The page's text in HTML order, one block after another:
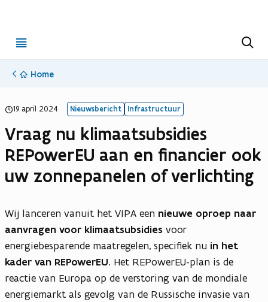
menu
Home
19 april 2024 Nieuwsbericht Infrastructuur
Vraag nu klimaatsubsidies
REPowerEU aan en financier ook
uw zonnepanelen of verlichting
Wij lanceren vanuit het VIPA een nieuwe oproep naar
aanvragen voor klimaatsubsidies voor
energiebesparende maatregelen, specifiek nu in het
kader van REPowerEU. Het REPowerEU-plan is de
reactie van Europa op de verstoring van de mondiale
energiemarkt als gevolg van de Russische invasie van